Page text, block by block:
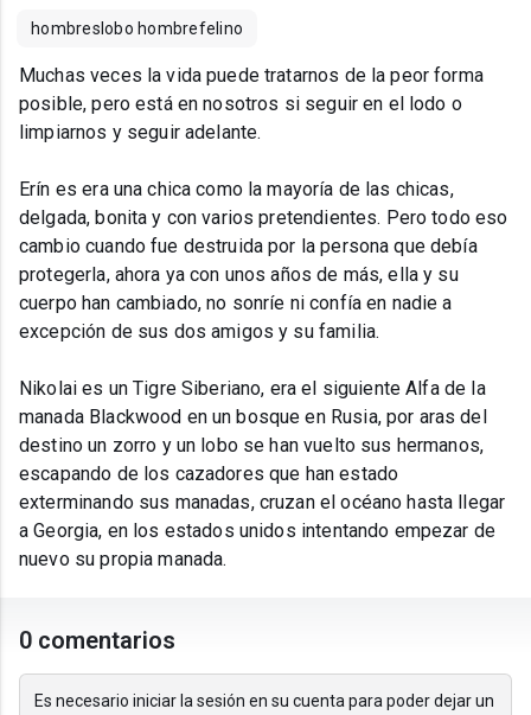
hombreslobo hombrefelino
Muchas veces la vida puede tratarnos de la peor forma
posible, pero está en nosotros si seguir en el lodo o
limpiarnos y seguir adelante.
Erín es era una chica como la mayoría de las chicas,
delgada, bonita y con varios pretendientes. Pero todo eso
cambio cuando fue destruida por la persona que debía
protegerla, ahora ya con unos años de más, ella y su
cuerpo han cambiado, no sonríe ni confía en nadie a
excepción de sus dos amigos y su familia.
Nikolai es un Tigre Siberiano, era el siguiente Alfa de la
manada Blackwood en un bosque en Rusia, por aras del
destino un zorro y un lobo se han vuelto sus hermanos,
escapando de los cazadores que han estado
exterminando sus manadas, cruzan el océano hasta llegar
a Georgia, en los estados unidos intentando empezar de
nuevo su propia manada.
0 comentarios
Es necesario iniciar la sesión en su cuenta para poder dejar un